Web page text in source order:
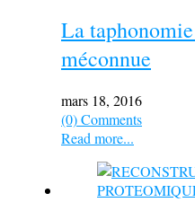
La
méconnue
mars 18, 2016
(0) Comments
Read more...